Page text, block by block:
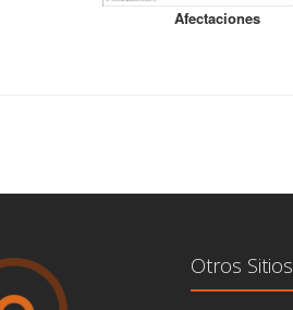
Afectaciones
Otros Sitios